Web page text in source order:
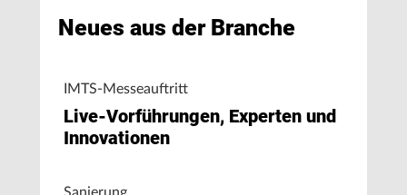
Neues aus der Branche
IMTS-Messeauftritt
Live-Vorführungen, Experten und
Innovationen